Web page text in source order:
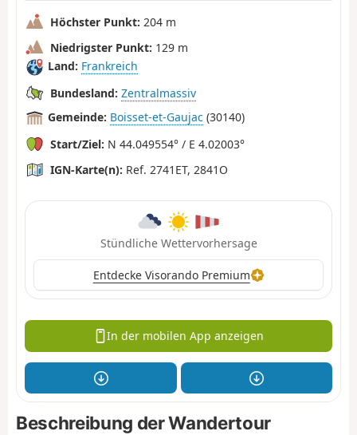
Höchster Punkt: 204 m
Niedrigster Punkt: 129 m
Land: Frankreich
Bundesland: Zentralmassiv
Gemeinde: Boisset-et-Gaujac (30140)
Start/Ziel: N 44.049554° / E 4.02003°
IGN-Karte(n): Ref. 2741ET, 2841O
Stündliche Wettervorhersage
Entdecke Visorando Premium
In der mobilen App anzeigen
Beschreibung der Wandertour